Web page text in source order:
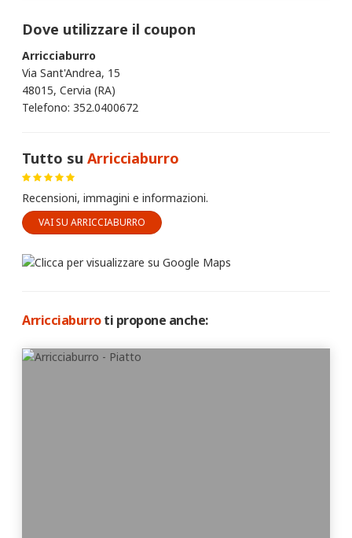
Dove utilizzare il coupon
Arricciaburro
Via Sant'Andrea, 15
48015, Cervia (RA)
Telefono: 352.0400672
Tutto suArricciaburro
Recensioni, immagini e informazioni.
VAI SU ARRICCIABURRO
Arricciaburroti propone anche: